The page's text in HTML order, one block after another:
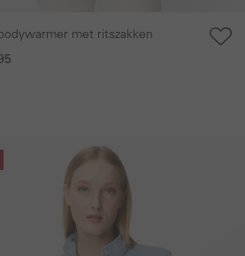
met ritszakken
Please select your